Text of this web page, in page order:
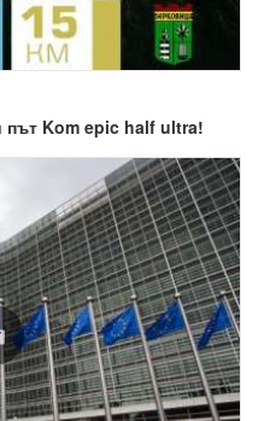
Kom epic half ultra!